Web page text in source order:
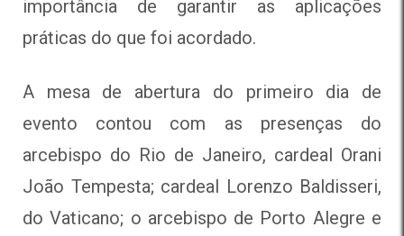
importância de garantir as aplicações
práticas do que foi acordado.
A mesa de abertura do primeiro dia de
evento contou com as presenças do
arcebispo do Rio de Janeiro, cardeal Orani
João Tempesta; cardeal Lorenzo Baldisseri,
do Vaticano; o arcebispo de Porto Alegre e